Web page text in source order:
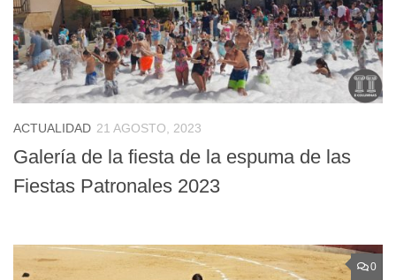
ACTUALIDAD 21 AGOSTO, 2023
Galería de la fiesta de la espuma de las
Fiestas Patronales 2023
0